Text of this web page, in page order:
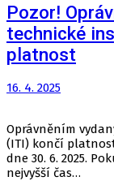
Pozor!
technické
platnost
16. 4. 2025
Oprávněním
(ITI) končí platnost
dne 30. 6. 2025.
nejvyšší čas…